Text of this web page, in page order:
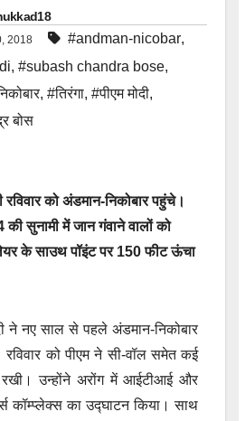
2018 #andman-nicobar,
, #subash chandra bose,
, #तिरंगा, #पीएम मोदी,
बोस
रविवार को अंडमान-निकोबार पहुंचे।
सुनामी में जान गंवाने वालों को
के साउथ पॉइंट पर 150 फीट ऊंचा
ने नए साल से पहले अंडमान-निकोबार
को पीएम ने सी-वॉल समेत कई
रखी। उन्होंने अरोंग में आईटीआई और
कॉम्प्लेक्स का उद्घाटन किया। साथ